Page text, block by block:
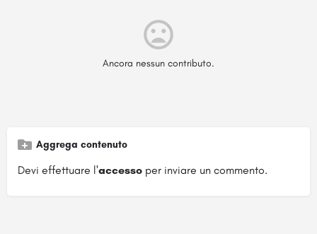
Ancora nessun contributo.
Aggrega contenuto
Devi effettuare l'accesso per inviare un commento.